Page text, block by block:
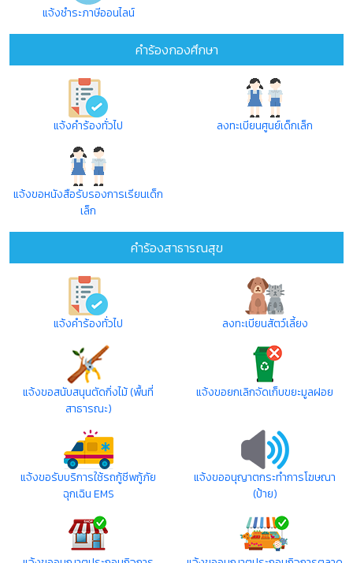
แจ้งชำระภาษีออนไลน์
คำร้องกองศึกษา
แจ้งคำร้องทั่วไป ลงทะเบียนศูนย์เด็กเล็ก
แจ้งขอหนังสือรับรองการเรียนเด็ก
เล็ก
คำร้องสาธารณสุข
แจ้งคำร้องทั่วไป ลงทะเบียนสัตว์เลี้ยง
แจ้งขอสนับสนุนตัดกิ่งไม้ (พื้นที่
สาธารณะ)
แจ้งขอยกเลิกจัดเก็บขยะมูลฝอย
แจ้งขอรับบริการใช้รถกู้ชีพกู้ภัย
ฉุกเฉิน EMS
แจ้งขออนุญาตกระทำการโฆษณา
(ป้าย)